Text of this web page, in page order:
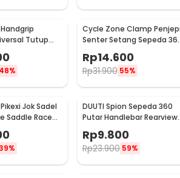
Tutup
Slip Handlebar
48%
Cycle Zone Clamp
Senter Setang Sepeda
Derajat - ZH1035
Rp14.600
Rp31.900 55%
Jok Sadel
Saddle Race
Air - FX20
DUUTI Spion Sepeda 360
Putar Handlebar Rearview
Mirror Universal 1 PCS -
LY4437
Rp9.800
Rp23.900 59%